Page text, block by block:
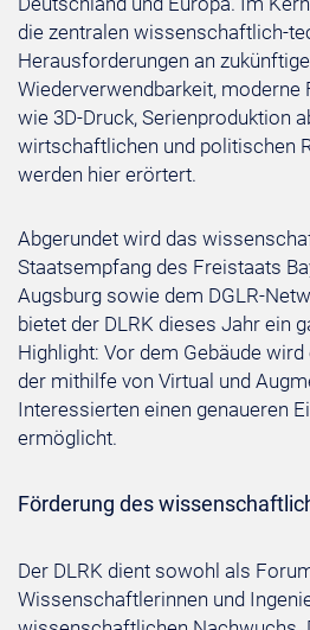
die zentralen wissenschaftlich-
Herausforderungen an
Wiederverwendbarkeit, moderne
wie 3D-Druck, Serienproduktion
wirtschaftlichen und politischen
werden hier erörtert.
Abgerundet wird das
Staatsempfang des Freistaats
Augsburg sowie dem DGLR-
bietet der DLRK dieses Jahr ein
Highlight: Vor dem Gebäude wird
der mithilfe von Virtual und
Interessierten einen genaueren
ermöglicht.
Förderung des
Der DLRK dient sowohl als
Wissenschaftlerinnen und